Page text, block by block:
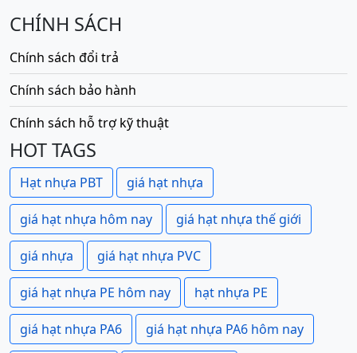
CHÍNH SÁCH
Chính sách đổi trả
Chính sách bảo hành
Chính sách hỗ trợ kỹ thuật
HOT TAGS
Hạt nhựa PBT giá hạt nhựa
giá hạt nhựa hôm nay giá hạt nhựa thế giới
giá nhựa giá hạt nhựa PVC
giá hạt nhựa PE hôm nay hạt nhựa PE
giá hạt nhựa PA6 giá hạt nhựa PA6 hôm nay